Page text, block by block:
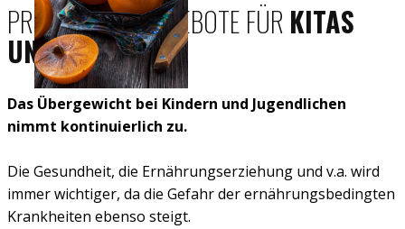
PRÄVENTIONSANGEBOTE FÜR KITAS
UND SCHULEN
Das Übergewicht bei Kindern und Jugendlichen
nimmt kontinuierlich zu.
Die Gesundheit, die Ernährungserziehung und v.a. wird
immer wichtiger, da die Gefahr der ernährungsbedingten
Krankheiten ebenso steigt.